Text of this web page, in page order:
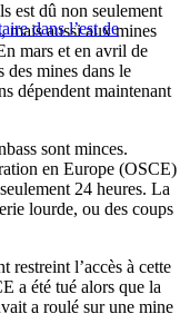
dans l’est de
est dû non seulement
mais aussi aux mines
mars et en avril de
des mines dans le
dépendent maintenant
sont minces.
en Europe (OSCE)
24 heures. La
lourde, ou des coups
restreint l’accès à cette
a été tué alors que la
a roulé sur une mine